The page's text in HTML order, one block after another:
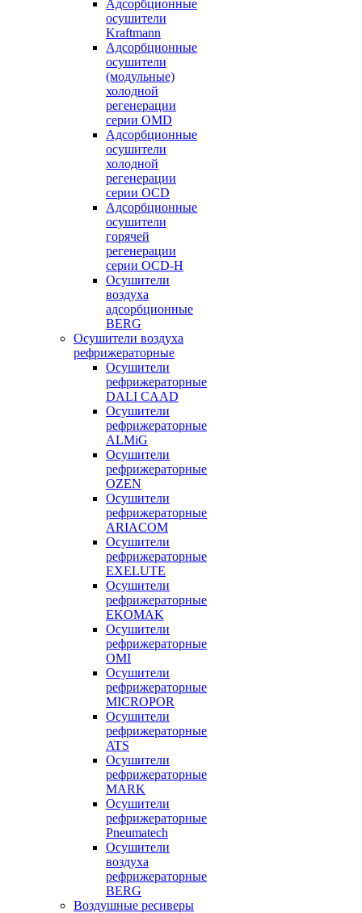
Адсорбционные
осушители
Kraftmann
Адсорбционные
осушители
(модульные)
холодной
регенерации
серии OMD
Адсорбционные
осушители
холодной
регенерации
серии OCD
Адсорбционные
осушители
горячей
регенерации
серии OСD-H
Осушители
воздуха
адсорбционные
BERG
Осушители воздуха
рефрижераторные
Осушители
рефрижераторные
DALI CAAD
Осушители
рефрижераторные
ALMiG
Осушители
рефрижераторные
OZEN
Осушители
рефрижераторные
ARIACOM
Осушители
рефрижераторные
EXELUTE
Осушители
рефрижераторные
EKOMAK
Осушители
рефрижераторные
OMI
Осушители
рефрижераторные
MICROPOR
Осушители
рефрижераторные
ATS
Осушители
рефрижераторные
MARK
Осушители
рефрижераторные
Pneumatech
Осушители
воздуха
рефрижераторные
BERG
Воздушные ресиверы